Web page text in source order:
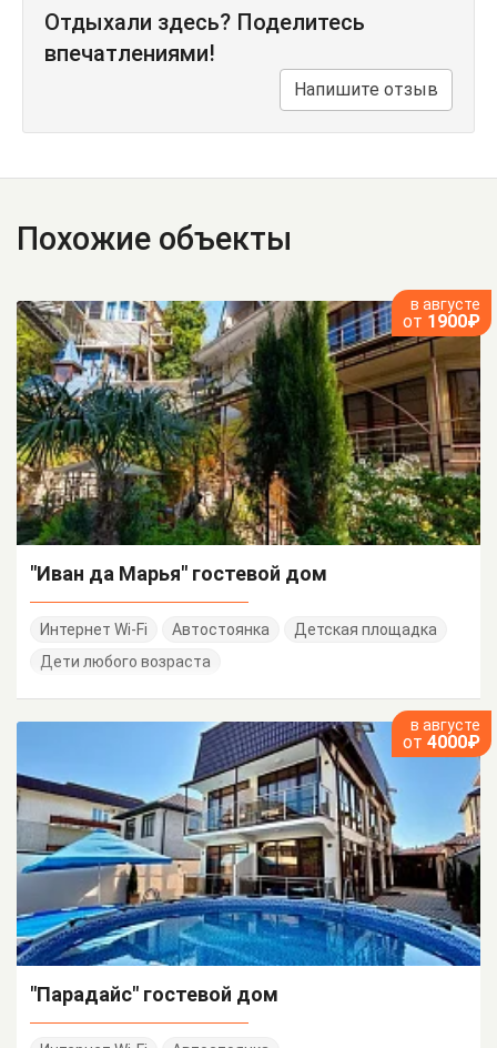
Отдыхали здесь? Поделитесь
впечатлениями!
Напишите отзыв
Похожие объекты
в августе
от 1900₽
"Иван да Марья" гостевой дом
Интернет Wi-Fi Автостоянка
Детская площадка
Дети любого возраста
в августе
от 4000₽
"Парадайс" гостевой дом